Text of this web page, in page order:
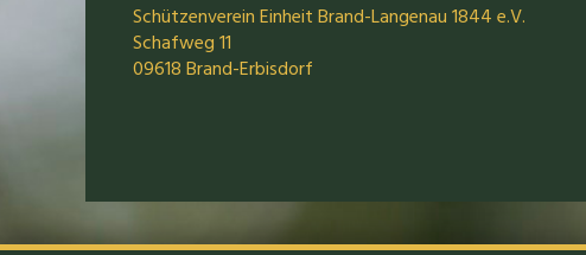
Schützenverein Einheit Brand-Langenau 1844 e.V.
Schafweg 11
09618 Brand-Erbisdorf